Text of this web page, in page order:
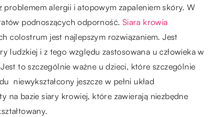
problemem alergii i atopowym zapaleniem skóry. W
podnoszących odporność. Siara krowia
colostrum jest najlepszym rozwiązaniem. Jest
ludzkiej i z tego względu zastosowana u człowieka w
to szczególnie ważne u dzieci, które szczególnie
niewykształcony jeszcze w pełni układ
na bazie siary krowiej, które zawierają niezbędne